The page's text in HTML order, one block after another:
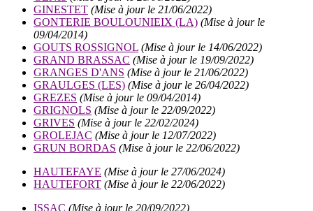
GINESTET (Mise à jour le 21/06/2022)
GONTERIE BOULOUNIEIX (LA) (Mise à jour le
09/04/2014)
GOUTS ROSSIGNOL (Mise à jour le 14/06/2022)
GRAND BRASSAC (Mise à jour le 19/09/2022)
GRANGES D'ANS (Mise à jour le 21/06/2022)
GRAULGES (LES) (Mise à jour le 26/04/2022)
GREZES (Mise à jour le 09/04/2014)
GRIGNOLS (Mise à jour le 22/09/2022)
GRIVES (Mise à jour le 22/02/2024)
GROLEJAC (Mise à jour le 12/07/2022)
GRUN BORDAS (Mise à jour le 22/06/2022)
HAUTEFAYE (Mise à jour le 27/06/2024)
HAUTEFORT (Mise à jour le 22/06/2022)
ISSAC (Mise à jour le 20/09/2022)